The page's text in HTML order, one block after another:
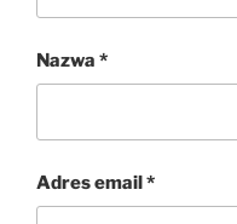
Nazwa *
Adres email*